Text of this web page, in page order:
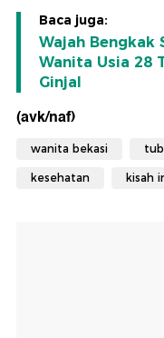
Baca juga:
Wajah Bengkak
Wanita Usia 28
Ginjal
(avk/naf)
wanita bekasi
kesehatan kisah